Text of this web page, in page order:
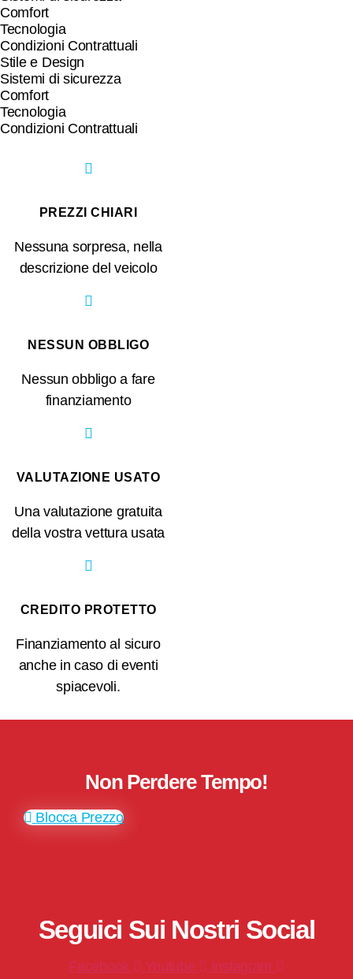
Comfort
Tecnologia
Condizioni Contrattuali
Stile e Design
Sistemi di sicurezza
Comfort
Tecnologia
Condizioni Contrattuali
PREZZI CHIARI
Nessuna sorpresa, nella
descrizione del veicolo
NESSUN OBBLIGO
Nessun obbligo a fare
finanziamento
VALUTAZIONE USATO
Una valutazione gratuita
della vostra vettura usata
CREDITO PROTETTO
Finanziamento al sicuro
anche in caso di eventi
spiacevoli.
Non Perdere Tempo!
Blocca Prezzo
Seguici Sui Nostri Social
Facebook Youtube Instagram